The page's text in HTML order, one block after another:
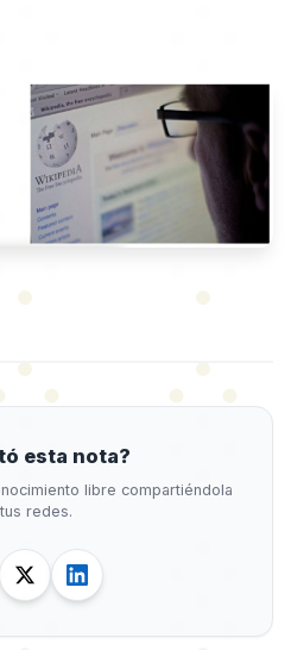
esta nota?
libre compartiéndola
redes.